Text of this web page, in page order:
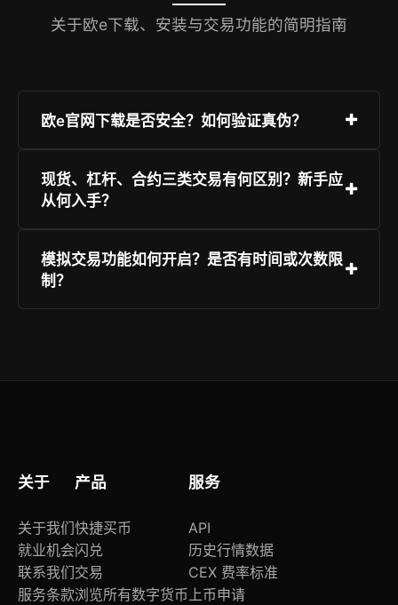
关于欧e下载、安装与交易功能的简明指南
欧e官网下载是否安全？如何验证真伪？
欧e官网仅通过备案域名 https://reg.ouyireg.com
提供官方下载入口，所有安装包经SHA256签名验
用，下载前请务必核对开发者名称“欧e科技有限公
司”。
现货、杠杆、合约三类交易有何区别？新手应
从何入手？
现货即买卖实物加密货币；杠杆支持借币放大收
益/风险；合约则为衍生品，无需持有标的资产即
模拟交易功能如何开启？是否有时间或次数限
制？
USDT，无限时长、无限次使用，行情与实盘完全
关于
关于我们
就业机会
联系我们
服务条款
产品
快捷买币
闪兑
交易
浏览所有数字货币
服务
API
历史行情数据
CEX 费率标准
上币申请